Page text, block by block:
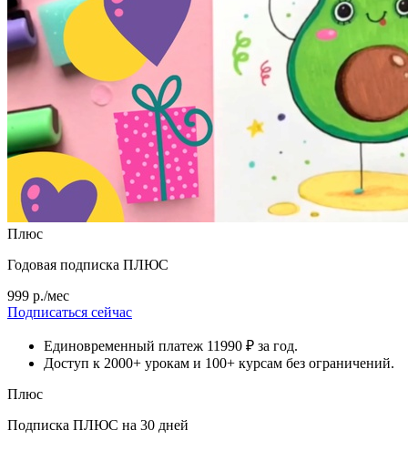
Плюс
Годовая подписка ПЛЮС
999 р./мес
Подписаться сейчас
Единовременный платеж 11990 ₽ за год.
Доступ к 2000+ урокам и 100+ курсам без ограничений.
Плюс
Подписка ПЛЮС на 30 дней